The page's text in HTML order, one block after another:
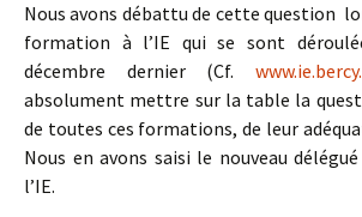
Nous avons débattu de cette question
formation à l’IE qui se sont
décembre dernier (Cf.
absolument mettre sur la table la
de toutes ces formations, de leur
Nous en avons saisi le nouveau
l’IE.